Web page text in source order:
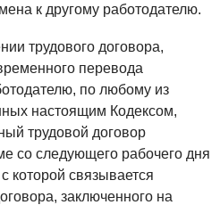
к другому работодателю.
трудового договора,
перевода
по любому из
настоящим Кодексом,
трудовой договор
со следующего рабочего дня
которой связывается
заключенного на